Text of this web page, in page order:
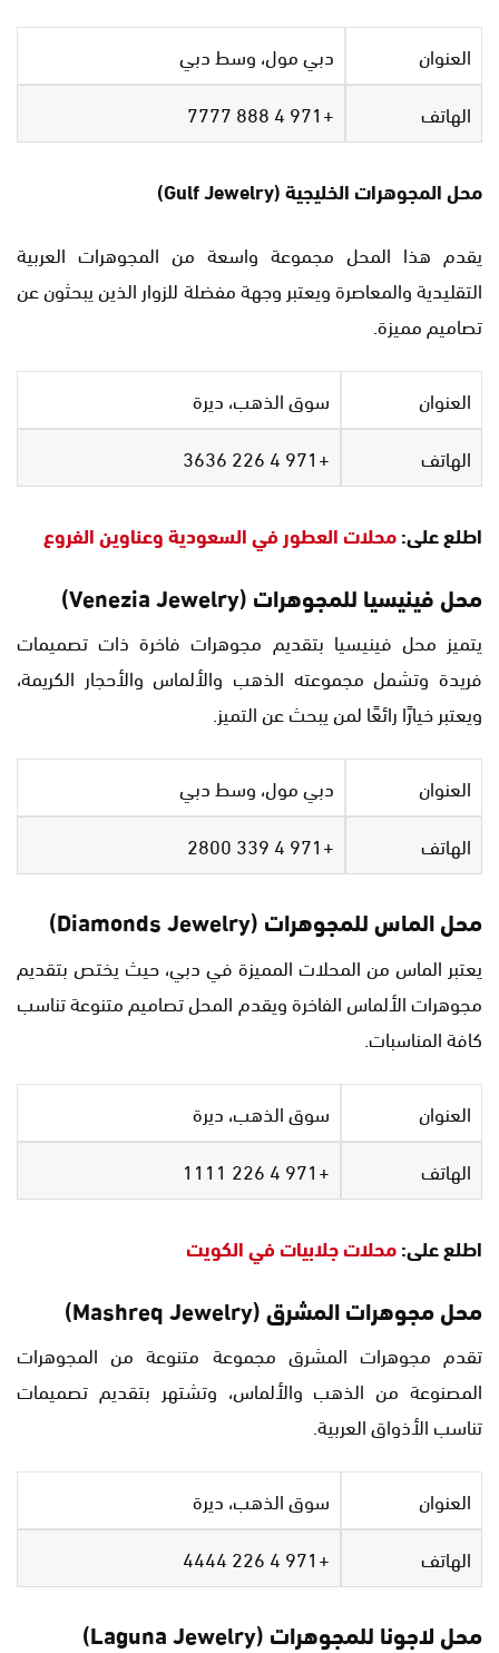
العنوان
دبي مول، وسط دبي
الهاتف
+971 4 888 7777
محل المجوهرات الخليجية (Gulf Jewelry)
يقدم هذا المحل مجموعة واسعة من المجوهرات العربية
التقليدية والمعاصرة ويعتبر وجهة مفضلة للزوار الذين يبحثون عن
تصاميم مميزة.
العنوان
سوق الذهب، ديرة
الهاتف
+971 4 226 3636
اطلع على:محلات العطور في السعودية وعناوين الفروع
محل فينيسيا للمجوهرات (Venezia Jewelry)
يتميز محل فينيسيا بتقديم مجوهرات فاخرة ذات تصميمات
فريدة وتشمل مجموعته الذهب والألماس والأحجار الكريمة،
ويعتبر خيارًا رائعًا لمن يبحث عن التميز.
العنوان
دبي مول، وسط دبي
الهاتف
+971 4 339 2800
محل الماس للمجوهرات (Diamonds Jewelry)
يعتبر الماس من المحلات المميزة في دبي، حيث يختص بتقديم
مجوهرات الألماس الفاخرة ويقدم المحل تصاميم متنوعة تناسب
كافة المناسبات.
العنوان
سوق الذهب، ديرة
الهاتف
+971 4 226 1111
اطلع على:محلات جلابيات في الكويت
محل مجوهرات المشرق (Mashreq Jewelry)
تقدم مجوهرات المشرق مجموعة متنوعة من المجوهرات
المصنوعة من الذهب والألماس، وتشتهر بتقديم تصميمات
تناسب الأذواق العربية.
العنوان
سوق الذهب، ديرة
الهاتف
+971 4 226 4444
محل لاجونا للمجوهرات (Laguna Jewelry)